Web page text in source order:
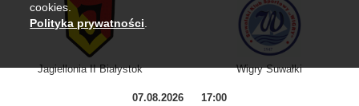
Jagiellonia II Białystok Wigry Suwałki
07.08.2026 17:00
cookies.
Polityka prywatności